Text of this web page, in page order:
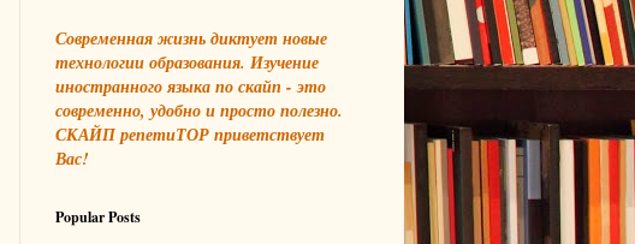
Современная жизнь диктует новые
технологии образования. Изучение
иностранного языка по скайп - это
современно, удобно и просто полезно.
СКАЙП репетиТОР приветствует
Вас!
Popular Posts